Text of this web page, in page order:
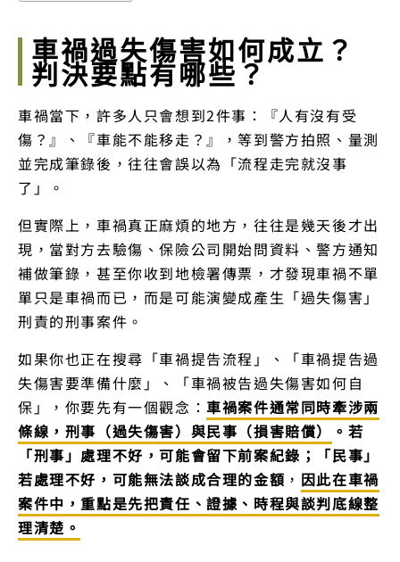
車禍過失傷害如何成立？
判決要點有哪些？
車禍當下，許多人只會想到2件事：『人有沒有受
傷？』、『車能不能移走？』，等到警方拍照、量測
並完成筆錄後，往往會誤以為「流程走完就沒事
了」。
但實際上，車禍真正麻煩的地方，往往是幾天後才出
現，當對方去驗傷、保險公司開始問資料、警方通知
補做筆錄，甚至你收到地檢署傳票，才發現車禍不單
單只是車禍而已，而是可能演變成產生「過失傷害」
刑責的刑事案件。
如果你也正在搜尋「車禍提告流程」、「車禍提告過
失傷害要準備什麼」、「車禍被告過失傷害如何自
保」，你要先有一個觀念：車禍案件通常同時牽涉兩
條線，刑事（過失傷害）與民事（損害賠償）
。若
「刑事」處理不好，可能會留下前案紀錄；「民事」
若處理不好，可能無法談成合理的金額 ， 因此在車禍
案件中，重點是先把責任、證據、時程與談判底線整
理清楚。